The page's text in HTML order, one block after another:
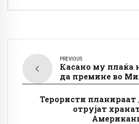
PREVIOUS
Касано му плаќа
да премине во
Терористи планираат
отрујат